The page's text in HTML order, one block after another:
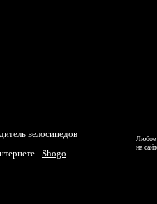
велосипедов
- Shogo
Любое
на